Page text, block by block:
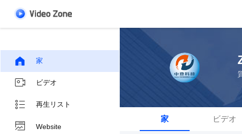
家
ビデオ
再生リスト
Website
家 ビデオ